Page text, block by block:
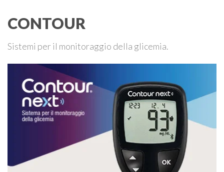
CONTOUR
Sistemi per il monitoraggio della glicemia.